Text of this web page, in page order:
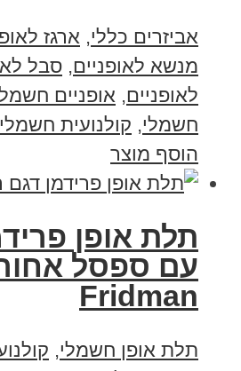
אביזרים כללי,ארגז
מנשא לאופניים,סבל
לאופניים,אופניים חשמליות,
חשמלי,קולנועית חשמלית
הוסף מוצר
תלת אופן
עם ספסל אחורי
Fridman
תלת אופן חשמלי,